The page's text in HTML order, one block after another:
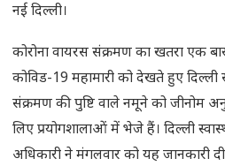
नई दिल्ली।
कोरोना वायरस संक्रमण का खतरा एक
कोविड-19 महामारी को देखते हुए दिल्ली
संक्रमण की पुष्टि वाले नमूने को जीनोम
लिए प्रयोगशालाओं में भेजे हैं। दिल्ली
अधिकारी ने मंगलवार को यह जानकारी